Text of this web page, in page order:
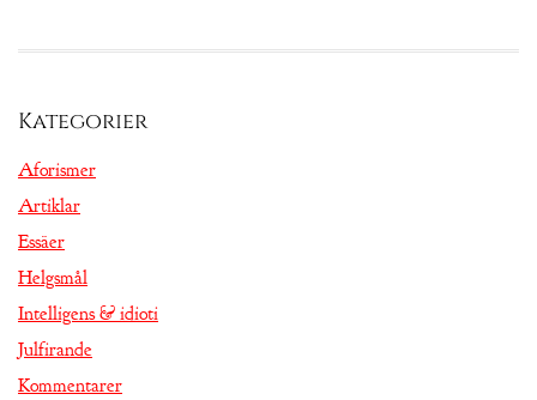
Kategorier
Aforismer
Artiklar
Essäer
Helgsmål
Intelligens & idioti
Julfirande
Kommentarer